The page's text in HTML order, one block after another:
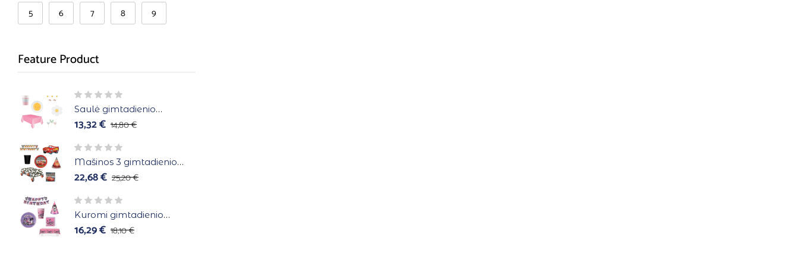
5 6 7 8 9
Feature Product
Saulė gimtadienio
atributika 6 asmenims
14,80€
13,32€
Mašinos 3 gimtadienio
atributika 8 asmenims
25,20€
22,68€
Kuromi gimtadienio
atributika 10 asmenims
18,10€
16,29€